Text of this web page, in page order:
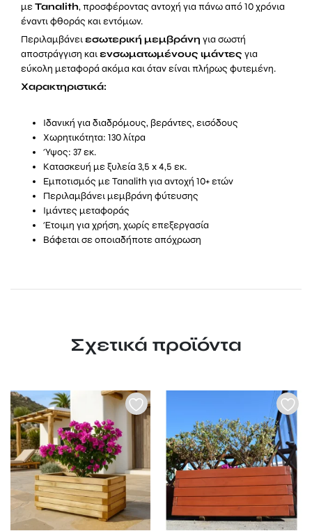
μεTanalith, προσφέροντας αντοχή για πάνω από 10 χρόνια
έναντι φθοράς και εντόμων.
Περιλαμβάνειεσωτερική μεμβράνη για σωστή
αποστράγγιση καιενσωματωμένους ιμάντες για
εύκολη μεταφορά ακόμα και όταν είναι πλήρως φυτεμένη.
Χαρακτηριστικά:
Ιδανική για διαδρόμους, βεράντες, εισόδους
Χωρητικότητα: 130 λίτρα
Ύψος: 37 εκ.
Κατασκευή με ξυλεία 3,5 x 4,5 εκ.
Εμποτισμός με Tanalith για αντοχή 10+ ετών
Περιλαμβάνει μεμβράνη φύτευσης
Ιμάντες μεταφοράς
Έτοιμη για χρήση, χωρίς επεξεργασία
Βάφεται σε οποιαδήποτε απόχρωση
Σχετικά προϊόντα